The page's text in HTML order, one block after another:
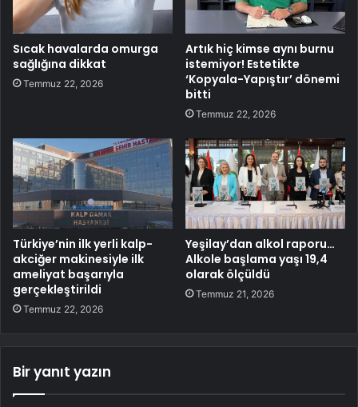
Sıcak havalarda omurga
sağlığına dikkat
Temmuz 22, 2026
Artık hiç kimse aynı burnu
istemiyor! Estetikte
‘Kopyala-Yapıştır’ dönemi
bitti
Temmuz 22, 2026
Türkiye’nin ilk yerli kalp-
akciğer makinesiyle ilk
ameliyat başarıyla
gerçekleştirildi
Temmuz 22, 2026
Yeşilay’dan alkol raporu…
Alkole başlama yaşı 19,4
olarak ölçüldü
Temmuz 21, 2026
Bir yanıt yazın